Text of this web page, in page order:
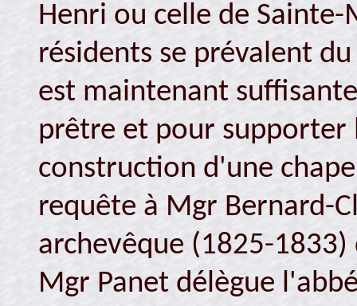
Henri ou celle de
résidents se prévalent
est maintenant
prêtre et pour supporter
construction d'une
requête à Mgr Bernard-
archevêque (1825-
Mgr Panet délègue